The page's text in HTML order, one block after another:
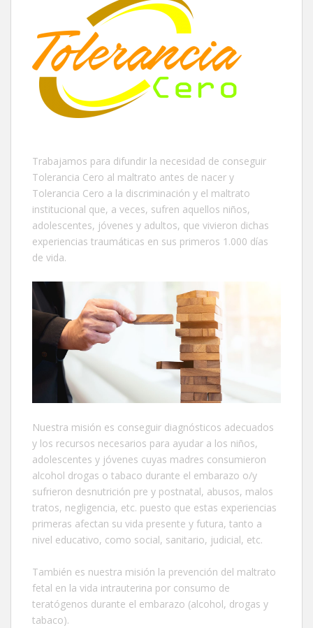
Trabajamos para difundir la necesidad de conseguir
Tolerancia Cero al maltrato antes de nacer y
Tolerancia Cero a la discriminación y el maltrato
institucional que, a veces, sufren aquellos niños,
adolescentes, jóvenes y adultos, que vivieron dichas
experiencias traumáticas en sus primeros 1.000 días
de vida.
Nuestra misión es conseguir diagnósticos adecuados
y los recursos necesarios para ayudar a los niños,
adolescentes y jóvenes cuyas madres consumieron
alcohol drogas o tabaco durante el embarazo o/y
sufrieron desnutrición pre y postnatal, abusos, malos
tratos, negligencia, etc. puesto que estas experiencias
primeras afectan su vida presente y futura, tanto a
nivel educativo, como social, sanitario, judicial, etc.
También es nuestra misión la prevención del maltrato
fetal en la vida intrauterina por consumo de
teratógenos durante el embarazo (alcohol, drogas y
tabaco).